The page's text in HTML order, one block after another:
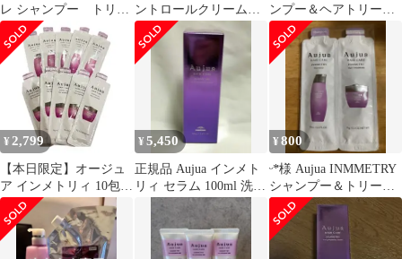
レ シャンプー トリー
トメント セット
ントロールクリーム
135g
ンプー＆ヘアトリート
メントセット
¥ 2,799
【本日限定】オージュ
ア インメトリィ 10包セ
ット シャンプー＆トリ
ートメント
¥5,450
正規品 Aujua インメト
リィ セラム 100ml 洗い
流さないトリートメン
¥800
ᵕ*̈様 Aujua INMMETRY
シャンプー＆トリート
メント サンプル